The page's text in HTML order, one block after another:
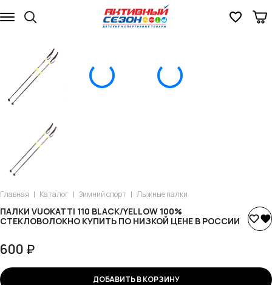
Главная Каталог Зимний спорт Лыжные палки
ПАЛКИ VUOKATTI 110 BLACK/YELLOW 100%
СТЕКЛОВОЛОКНО КУПИТЬ ПО НИЗКОЙ ЦЕНЕ В РОССИИ
600 ₽
ДОБАВИТЬ В КОРЗИНУ